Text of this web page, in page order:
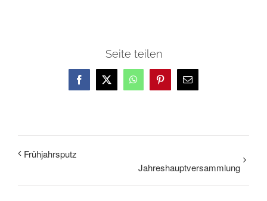
Seite teilen
Facebook
X WhatsAppPinterest
E-
Mail
Frühjahrsputz
Jahreshauptversammlung